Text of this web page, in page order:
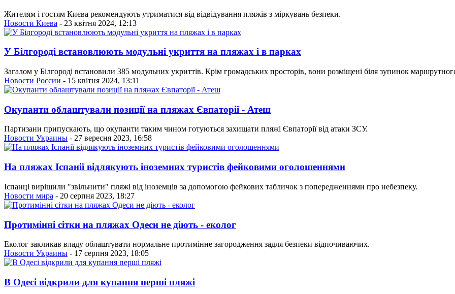
Жителям і гостям Києва рекомендують утриматися від відвідування пляжів з міркувань безпеки.
Новости Киева - 23 квітня 2024, 12:13
У Білгороді встановлюють модульні укриття на пляжах і в парках
Загалом у Білгороді встановили 385 модульних укриттів. Крім громадських просторів, вони розміщені біля зупинок
Новости России - 15 квітня 2024, 13:11
Окупанти облаштували позиції на пляжах Євпаторії - Атеш
Партизани припускають, що окупанти таким чином готуються захищати пляжі Євпаторії від атаки ЗСУ.
Новости Украины - 27 вересня 2023, 16:58
На пляжах Іспанії відлякують іноземних туристів фейковими оголошеннями
Іспанці вирішили "звільнити" пляжі від іноземців за допомогою фейкових табличок з попередженнями про небезпеку.
Новости мира - 20 серпня 2023, 18:27
Протимінні сітки на пляжах Одеси не діють - еколог
Еколог закликав владу облаштувати нормальне протимінне загородження задля безпеки відпочиваючих.
Новости Украины - 17 серпня 2023, 18:05
В Одесі відкрили для купання перші пляжі